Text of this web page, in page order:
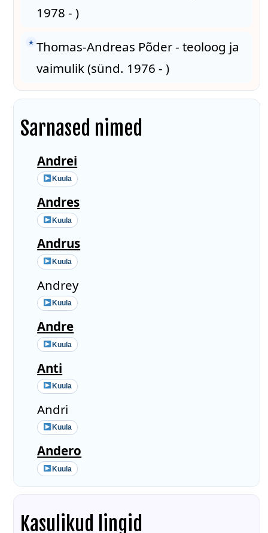
1978 - )
★ Thomas-Andreas Põder - teoloog ja
vaimulik (sünd. 1976 - )
Sarnased nimed
Andrei
Kuula
Andres
Kuula
Andrus
Kuula
Andrey
Kuula
Andre
Kuula
Anti
Kuula
Andri
Kuula
Andero
Kuula
Kasulikud lingid